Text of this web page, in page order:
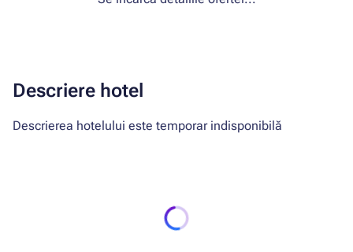
Descriere hotel
Descrierea hotelului este temporar indisponibilă